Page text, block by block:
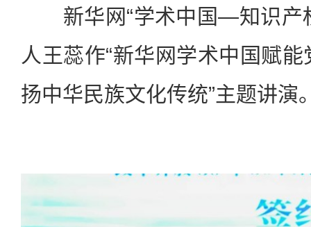
新华网“学术中国—知识产
人王蕊作“新华网学术中国赋
扬中华民族文化传统”主题讲演